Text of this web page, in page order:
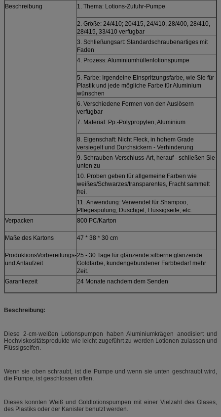
Beschreibung
1. Thema: Lotions-Zufuhr-Pumpe
2. Größe: 24/410; 20/415, 24/410, 28/400, 28/410,
28/415, 33/410 verfügbar
3. Schließungsart: Standardschraubenartiges mit
Faden
4. Prozess: Aluminiumhüllenlotionspumpe
5. Farbe: Irgendeine Einspritzungsfarbe, wie Sie für
Plastik und jede mögliche Farbe für Aluminium
wünschen
6. Verschiedene Formen von den Auslösern
verfügbar
7. Material: Pp.-Polypropylen, Aluminium
8. Eigenschaft: Nicht Fleck, in hohem Grade
versiegelt und Durchsickern - Verhinderung
9. Schrauben-Verschluss-Art, herauf - schließen Sie
unten zu
10. Proben geben für allgemeine Farben wie
weißes/Schwarzes/transparentes, Fracht sammelt
frei.
11. Anwendung: Verwendet für Shampoo,
Pflegespülung, Duschgel, Flüssigseife, etc.
Verpacken
800 PC/Karton
Maße des Kartons 47 * 38 * 30 cm
ProduktionsVorbereitungs-
und Anlaufzeit
25 - 30 Tage für glänzende silberne glänzende
Goldfarbe, kundengebundener Farbbedarf mehr
Zeit.
Garantiezeit
24 Monate nachdem dem Senden
Beschreibung:
Diese 2-cm-weißen Lotionspumpen haben Aluminiumkrägen anodisiert und
Hochviskositätsprodukte wie leicht zugeführt zu werden Lotionen zulassen und
Flüssigseifen.
Wenn sie oben schraubt, ist die Pumpe und wenn sie unten geschraubt wird,
die Pumpe, ist geschlossen offen.
Dieses konnten Weiß und Goldlotionspumpen mit einer Vielzahl des Glases,
des Plastiks oder der Kanister benutzt werden.